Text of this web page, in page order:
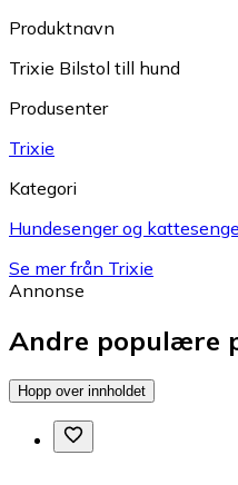
Produktnavn
Trixie Bilstol till hund
Produsenter
Trixie
Kategori
Hundesenger og
Se mer från Trixie
Annonse
Andre populære
Hopp over innholdet